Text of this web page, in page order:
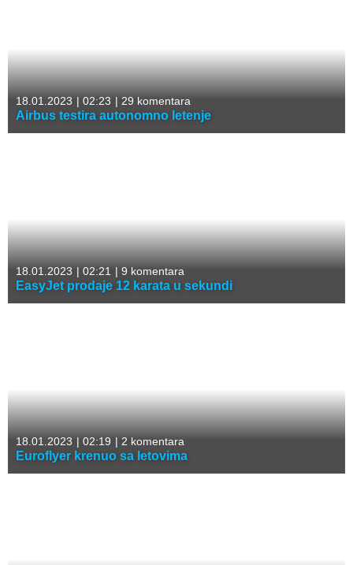
18.01.2023 | 02:23 | 29 komentara
Airbus testira autonomno letenje
18.01.2023 | 02:21 | 9 komentara
EasyJet prodaje 12 karata u sekundi
18.01.2023 | 02:19 | 2 komentara
Euroflyer krenuo sa letovima